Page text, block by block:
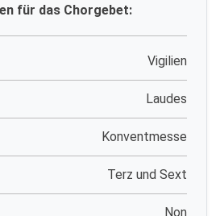
für das Chorgebet:
Vigilien
Laudes
Konventmesse
Terz und Sext
Non